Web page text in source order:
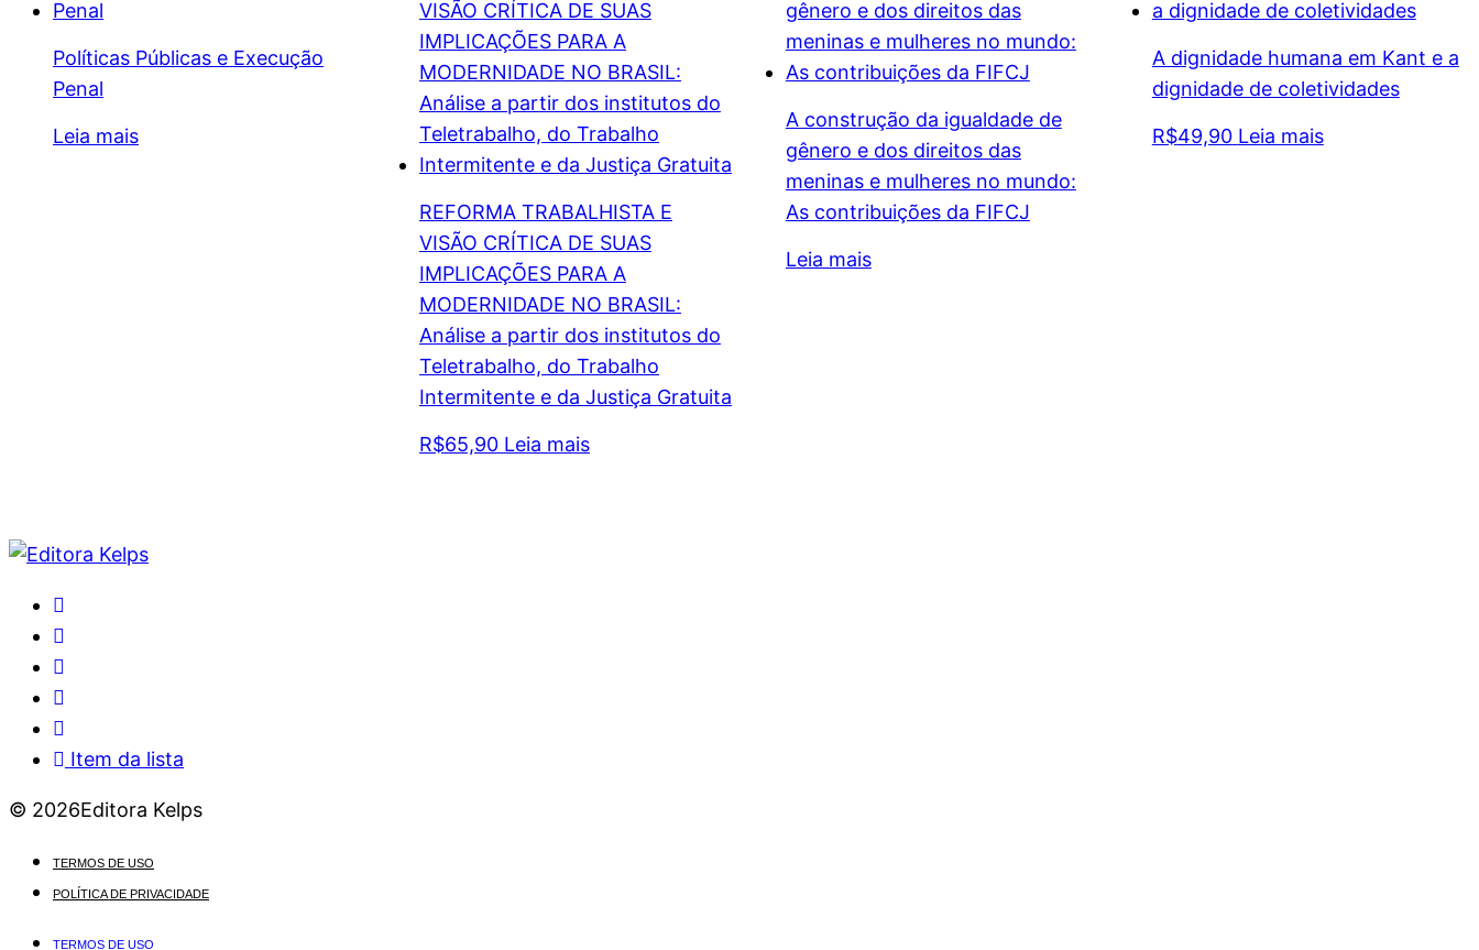
Políticas Públicas e Execução
Penal
Leia mais
REFORMA TRABALHISTA E
VISÃO CRÍTICA DE SUAS
IMPLICAÇÕES PARA A
MODERNIDADE NO BRASIL:
Análise a partir dos institutos do
Teletrabalho, do Trabalho
Intermitente e da Justiça Gratuita
R$65,90 Leia mais
A construção da igualdade de
gênero e dos direitos das
meninas e mulheres no mundo:
As contribuições da FIFCJ
Leia mais
A dignidade humana em Kant e a
dignidade de coletividades
R$49,90 Leia mais
Item da lista
© 2026Editora Kelps
TERMOS DE USO
POLÍTICA DE PRIVACIDADE
TERMOS DE USO